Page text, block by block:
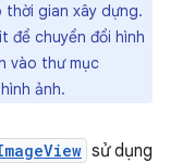
gian xây dựng.
để chuyển đổi hình
vào thư mục
ảnh.
sử dụng